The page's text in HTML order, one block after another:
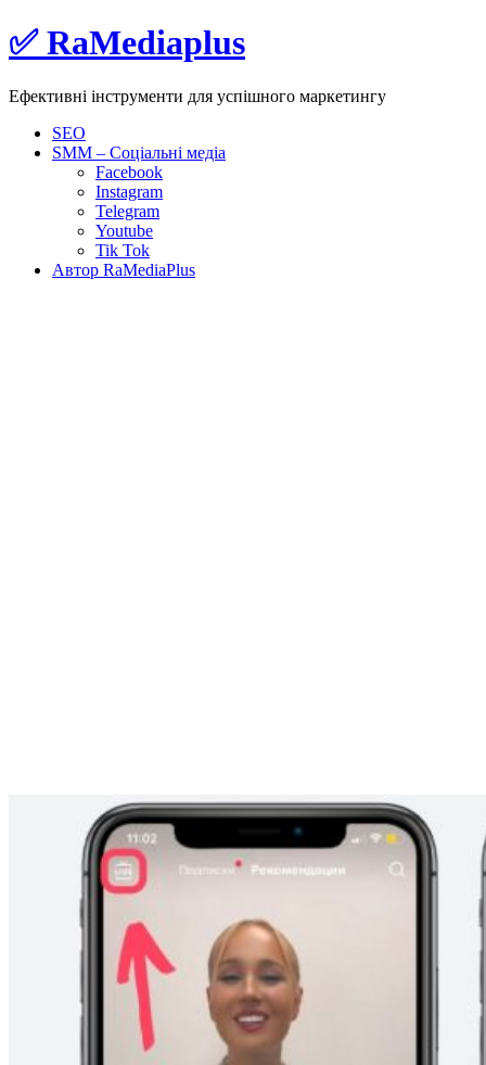
Skip
to
✅ RaMediaplus
Ефективні інструменти для успішного маркетингу
SEO
SMM – Соціальні медіа
Facebook
Instagram
Telegram
Youtube
Tik Tok
Автор RaMediaPlus